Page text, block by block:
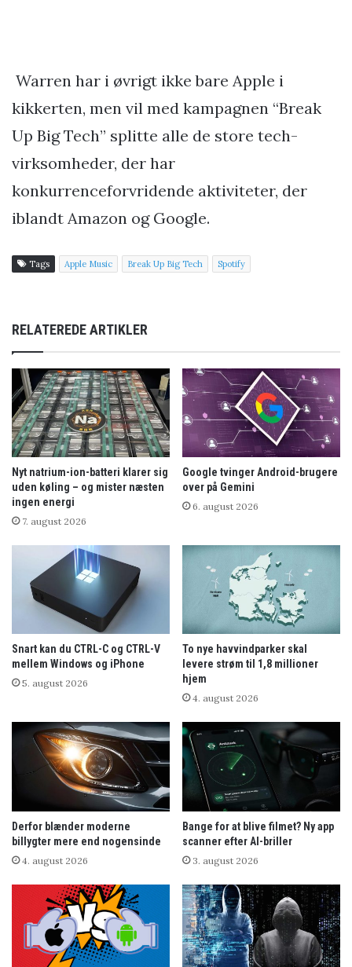
Warren har i øvrigt ikke bare Apple i
kikkerten, men vil med kampagnen “Break
Up Big Tech” splitte alle de store tech-
virksomheder, der har
konkurrenceforvridende aktiviteter, der
iblandt Amazon og Google.
Tags Apple Music Break Up Big Tech Spotify
RELATEREDE ARTIKLER
Nyt natrium-ion-batteri klarer sig
uden køling – og mister næsten
ingen energi
7. august 2026
Google tvinger Android-brugere
over på Gemini
6. august 2026
Snart kan du CTRL-C og CTRL-V
mellem Windows og iPhone
5. august 2026
To nye havvindparker skal
levere strøm til 1,8 millioner
hjem
4. august 2026
Derfor blænder moderne
billygter mere end nogensinde
4. august 2026
Bange for at blive filmet? Ny app
scanner efter AI-briller
3. august 2026